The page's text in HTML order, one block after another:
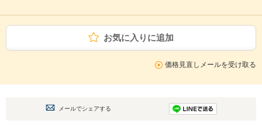
お気に入りに追加
価格見直しメールを受け取る
メールでシェアする